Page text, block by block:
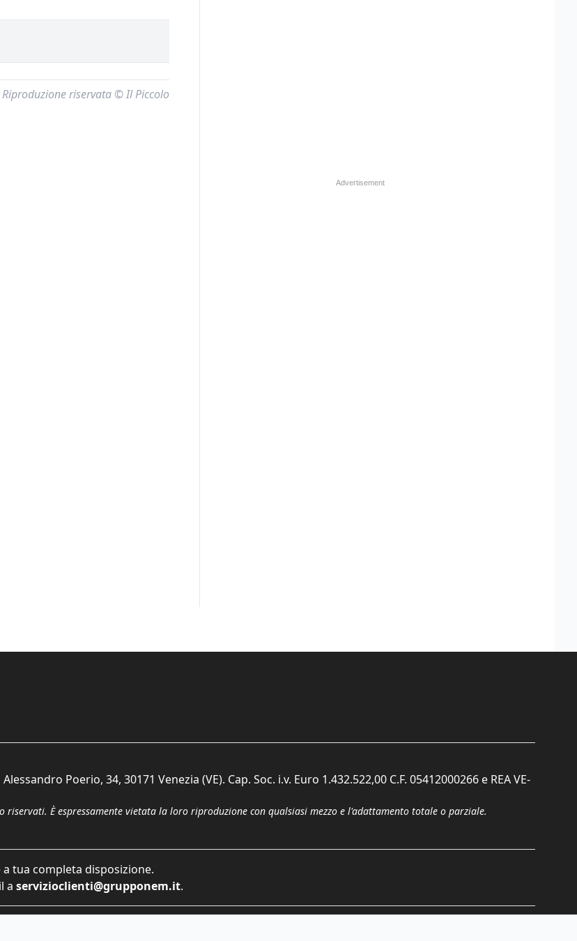
Riproduzione riservata © Il Piccolo
Poerio, 34, 30171 Venezia (VE). Cap. Soc. i.v. Euro 1.432.522,00 C.F. 05412000266 e REA VE-
È espressamente vietata la loro riproduzione con qualsiasi mezzo e l'adattamento totale o parziale.
tua completa disposizione.
a servizioclienti@grupponem.it.